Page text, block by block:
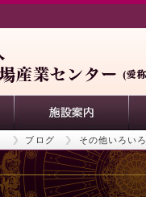
ブログ その他いろい